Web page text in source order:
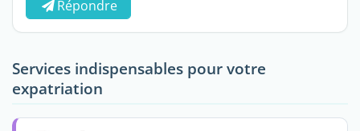
Répondre
Services indispensables pour votre
expatriation